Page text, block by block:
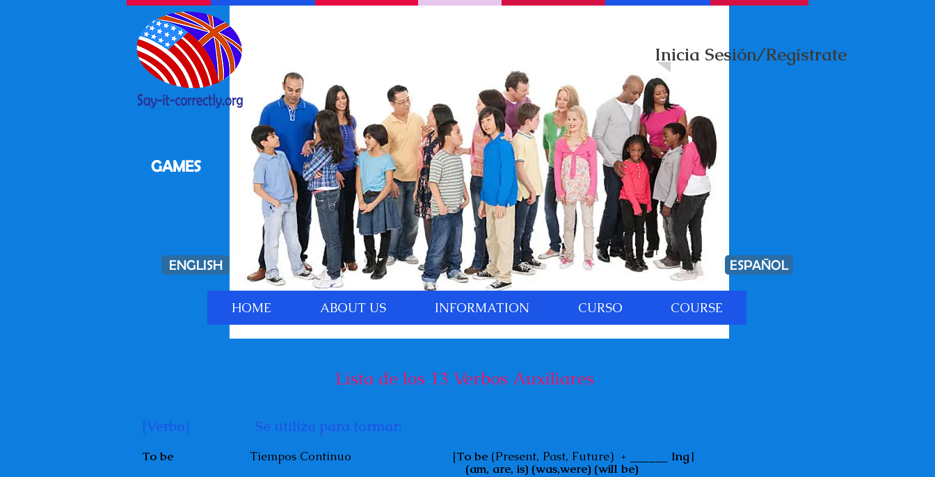
HOME ABOUT US INFORMATION CURSO COURSE
GAMES
Inicia Sesión/Regístrate
ENGLISH ESPAÑOL
Lista de los 13 Verbos Auxiliares
[Verbo] Se utiliza para formar:
To be Tiempos Continuo [To be (Present, Past, Future) + ______ Ing |
(am, are, is) (was,were) (will be)